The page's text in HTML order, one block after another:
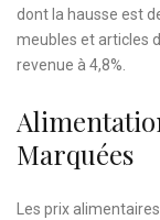
dont la hausse est
meubles et articles
revenue à 4,8%.
Marquées
Les prix